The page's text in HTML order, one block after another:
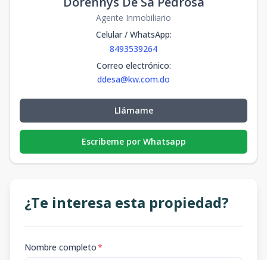
Agente Inmobiliario
Celular / WhatsApp:
8493539264
Correo electrónico:
ddesa@kw.com.do
Llámame
Escribeme por Whatsapp
¿Te interesa esta propiedad?
Nombre completo*